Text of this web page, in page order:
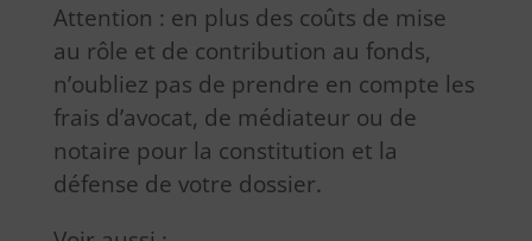
Attention : en plus des coûts de mise
au rôle et de contribution au fonds,
n’oubliez pas de prendre en compte les
frais d’avocat, de médiateur ou de
notaire pour la constitution et la
défense de votre dossier.